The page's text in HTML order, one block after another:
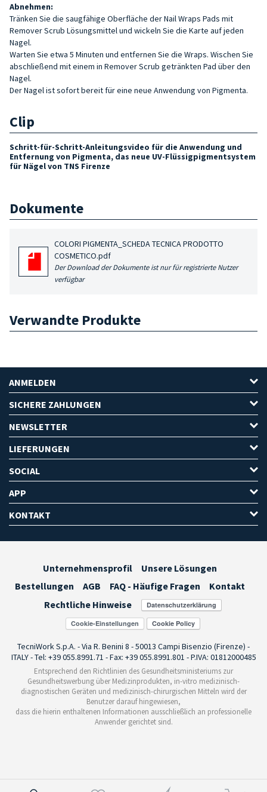
Abnehmen:
Tränken Sie die saugfähige Oberfläche der Nail Wraps Pads mit
Remover Scrub Lösungsmittel und wickeln Sie die Karte auf jeden
Nagel.
Warten Sie etwa 5 Minuten und entfernen Sie die Wraps. Wischen Sie
abschließend mit einem in Remover Scrub getränkten Pad über den
Nagel.
Der Nagel ist sofort bereit für eine neue Anwendung von Pigmenta.
Clip
Schritt-für-Schritt-Anleitungsvideo für die Anwendung und
Entfernung von Pigmenta, das neue UV-Flüssigpigmentsystem
für Nägel von TNS Firenze
Dokumente
COLORI PIGMENTA_SCHEDA TECNICA PRODOTTO
COSMETICO.pdf
Der Download der Dokumente ist nur für registrierte Nutzer
verfügbar
Verwandte Produkte
ANMELDEN
SICHERE ZAHLUNGEN
NEWSLETTER
LIEFERUNGEN
SOCIAL
APP
KONTAKT
Unternehmensprofil
Unsere Lösungen
Bestellungen
AGB FAQ - Häufige Fragen
Kontakt
Rechtliche Hinweise
Cookie-Einstellungen
TecniWork S.p.A. - Via R. Benini 8 - 50013 Campi Bisenzio (Firenze) -
ITALY - Tel: +39 055.8991.71 - Fax: +39 055.8991.801 - P.IVA: 01812000485
Entsprechend den Richtlinien des Gesundheitsministeriums zur
Gesundheitswerbung über Medizinprodukten, in-vitro medizinisch-
diagnostischen Geräten und medizinisch-chirurgischen Mitteln wird der
Benutzer darauf hingewiesen,
dass die hierin enthaltenen Informationen ausschließlich an professionelle
Anwender gerichtet sind.